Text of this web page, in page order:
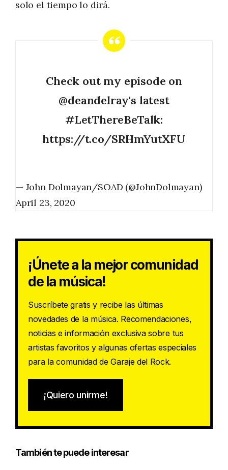
solo el tiempo lo dirá.
Check out my episode on
@deandelray's latest
#LetThereBeTalk:
https://t.co/SRHmYutXFU
— John Dolmayan/SOAD (@JohnDolmayan)
April 23, 2020
¡Únete a la mejor comunidad
de la música!
Suscríbete gratis y recibe las últimas
novedades de la música. Recomendaciones,
noticias e información exclusiva sobre tus
artistas favoritos y algunas ofertas especiales
para la comunidad de Garaje del Rock.
¡Quiero unirme!
También te puede interesar